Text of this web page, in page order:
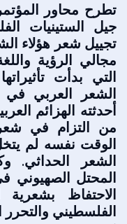
تطرح محاور
جيل الستينيات
تجييل شعر هؤلاء
مجالي الرؤية
التي بدأت
الشعر العربي في
أحدثته الهزائم
من التزام في
الوقت نفسه لم
الشعر الحداثي.
المحتل الصهيوني
الاحتفاظ
الفلسطيني والتحرر